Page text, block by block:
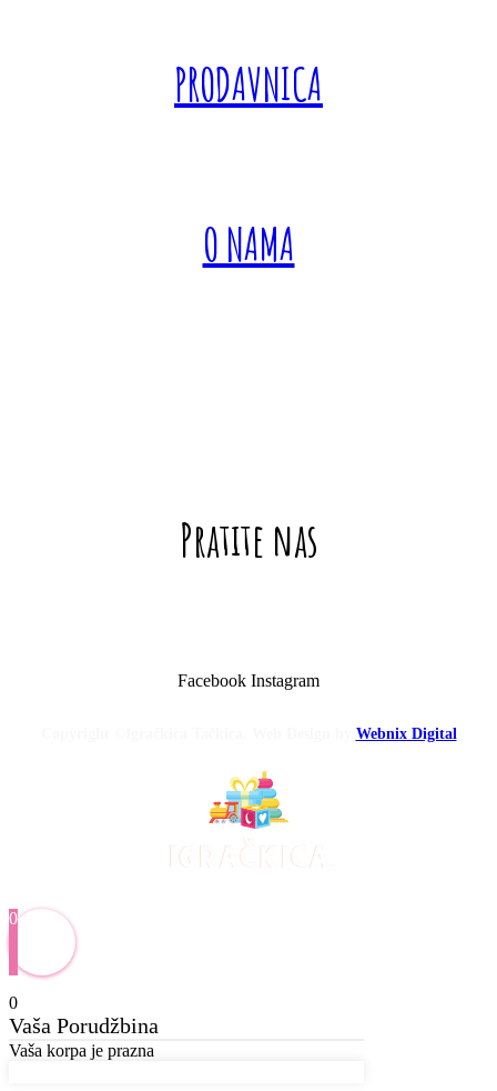
PRODAVNICA
O NAMA
Pratite nas
Facebook Instagram
Webnix Digital
0
0
Vaša Porudžbina
Vaša korpa je prazna